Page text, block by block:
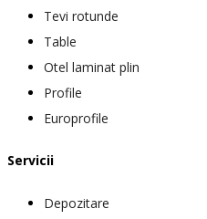
Tevi rotunde
Table
Otel laminat plin
Profile
Europrofile
Servicii
Depozitare